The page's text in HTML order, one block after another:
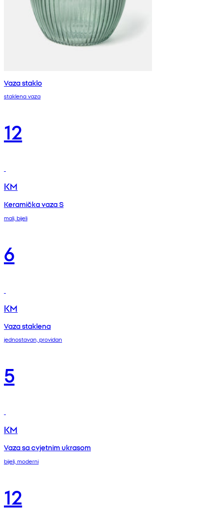
Vaza staklo
staklena vaza
12
KM
Keramička vaza S
mali, bijeli
6
KM
Vaza staklena
jednostavan, providan
5
KM
Vaza sa cvjetnim ukrasom
bijeli, moderni
12